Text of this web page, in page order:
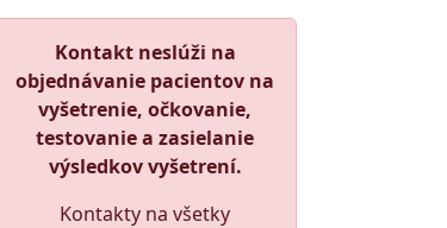
Kontakt neslúži na
objednávanie pacientov na
vyšetrenie, očkovanie,
testovanie a zasielanie
výsledkov vyšetrení.
Kontakty na všetky